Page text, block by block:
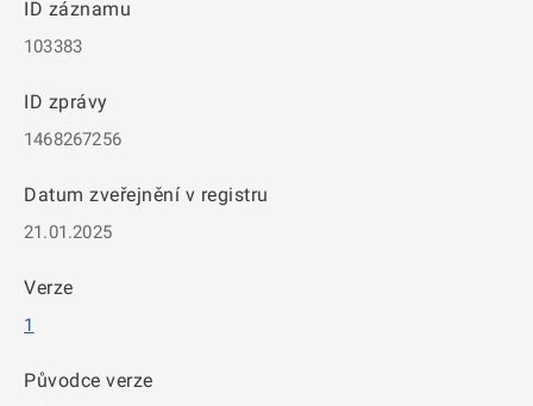
ID záznamu
103383
ID zprávy
1468267256
Datum zveřejnění v registru
21.01.2025
Verze
1
Původce verze